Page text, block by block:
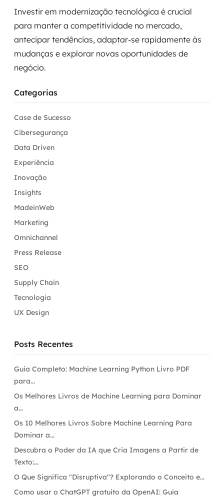
Investir em modernização tecnológica é crucial
para manter a competitividade no mercado,
antecipar tendências, adaptar-se rapidamente às
mudanças e explorar novas oportunidades de
negócio.
Categorias
Case de Sucesso
Cibersegurança
Data Driven
Experiência
Inovação
Insights
MadeinWeb
Marketing
Omnichannel
Press Release
SEO
Supply Chain
Tecnologia
UX Design
Posts Recentes
Guia Completo: Machine Learning Python Livro PDF
para...
Os Melhores Livros de Machine Learning para Dominar
a...
Os 10 Melhores Livros Sobre Machine Learning Para
Dominar a...
Descubra o Poder da IA que Cria Imagens a Partir de
Texto:...
O Que Significa "Disruptiva"? Explorando o Conceito e...
Como usar o ChatGPT gratuito da OpenAI: Guia